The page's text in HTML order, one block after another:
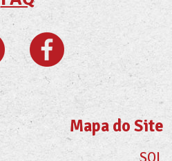
Mapa do Site